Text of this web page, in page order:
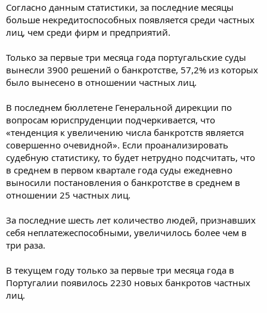
Согласно данным статистики, за последние месяцы
больше некредитоспособных появляется среди частных
лиц, чем среди фирм и предприятий.
Только за первые три месяца года португальские суды
вынесли 3900 решений о банкротстве, 57,2% из которых
было вынесено в отношении частных лиц.
В последнем бюллетене Генеральной дирекции по
вопросам юриспруденции подчеркивается, что
«тенденция к увеличению числа банкротств является
совершенно очевидной». Если проанализировать
судебную статистику, то будет нетрудно подсчитать, что
в среднем в первом квартале года суды ежедневно
выносили постановления о банкротстве в среднем в
отношении 25 частных лиц.
За последние шесть лет количество людей, признавших
себя неплатежеспособными, увеличилось более чем в
три раза.
В текущем году только за первые три месяца года в
Португалии появилось 2230 новых банкротов частных
лиц.